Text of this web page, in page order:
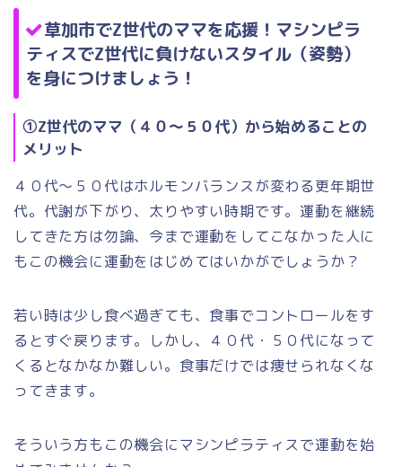
草加市でZ世代のママを応援！マシンピラ
ティスでZ世代に負けないスタイル（姿勢）
を身につけましょう！
①Z世代のママ（４０～５０代）から始めることの
メリット
４０代～５０代はホルモンバランスが変わる更年期世
代。代謝が下がり、太りやすい時期です。運動を継続
してきた方は勿論、今まで運動をしてこなかった人に
もこの機会に運動をはじめてはいかがでしょうか？
若い時は少し食べ過ぎても、食事でコントロールをす
るとすぐ戻ります。しかし、４０代・５０代になって
くるとなかなか難しい。食事だけでは痩せられなくな
ってきます。
そういう方もこの機会にマシンピラティスで運動を始